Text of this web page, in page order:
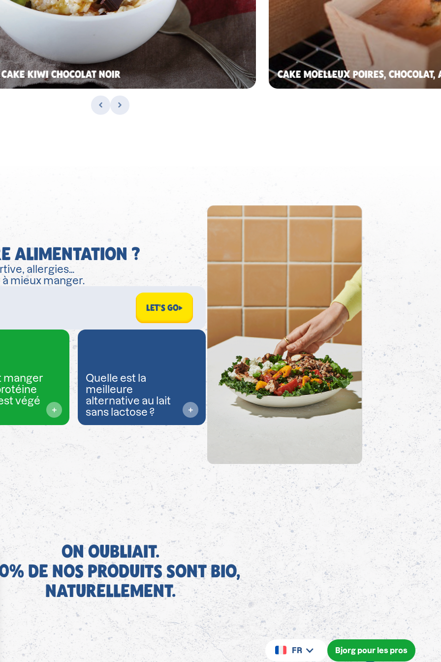
KIWI CHOCOLAT NOIR CAKE MOELLEUX POIRES,
ALIMENTATION ?
allergies…
mieux manger.
LET'S GO
manger
végé
Quelle est la
meilleure
alternative au lait
sans lactose ?
ON OUBLIAIT.
DE NOS PRODUITS SONT BIO,
NATURELLEMENT.
FR Bjorg pour les pros